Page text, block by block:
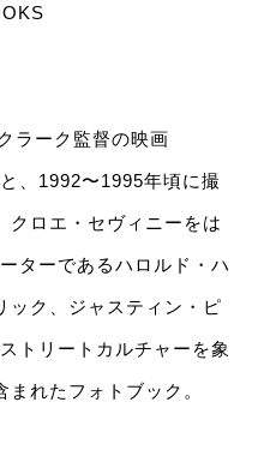
ラーク監督の映画
、1992〜1995年頃に撮
クロエ・セヴィニーをは
ターであるハロルド・ハ
ック、ジャスティン・ピ
トリートカルチャーを象
れたフォトブック。